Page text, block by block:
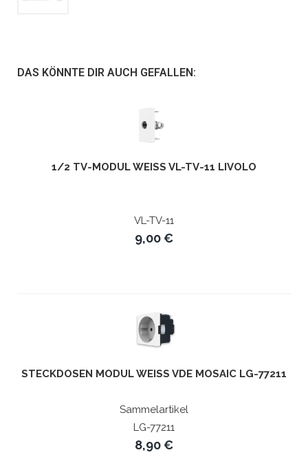
DAS KÖNNTE DIR AUCH GEFALLEN:
1/2 TV-MODUL WEISS VL-TV-11 LIVOLO
VL-TV-11
9,00 €
STECKDOSEN MODUL WEISS VDE MOSAIC LG-77211
Sammelartikel
LG-77211
8,90 €